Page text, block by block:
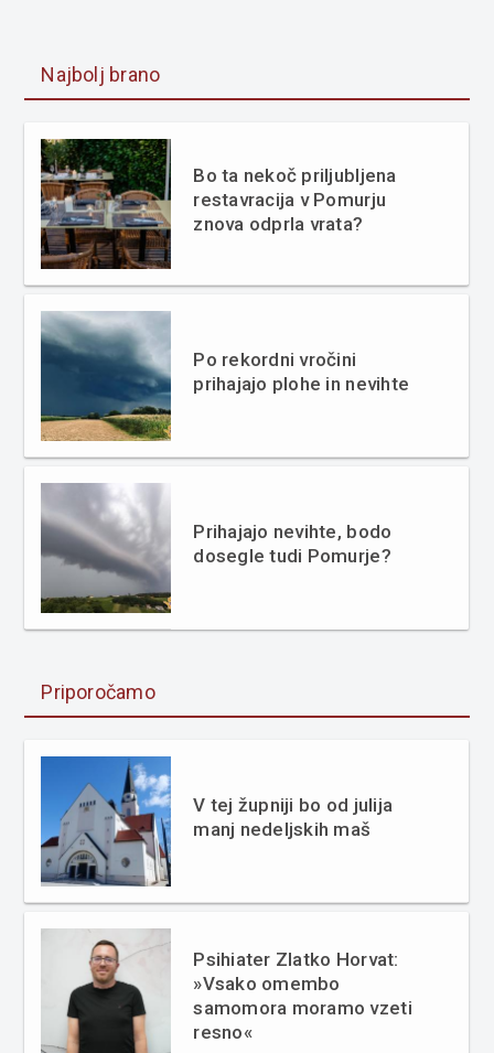
Najbolj brano
Bo ta nekoč priljubljena
restavracija v Pomurju
znova odprla vrata?
Po rekordni vročini
prihajajo plohe in nevihte
Prihajajo nevihte, bodo
dosegle tudi Pomurje?
Priporočamo
V tej župniji bo od julija
manj nedeljskih maš
Psihiater Zlatko Horvat:
»Vsako omembo
samomora moramo vzeti
resno«